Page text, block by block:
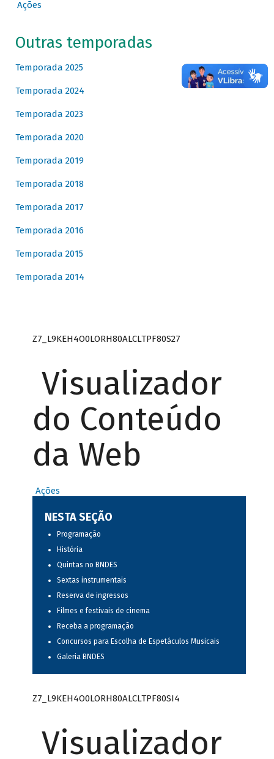
Ações
Outras temporadas
Temporada 2025
Temporada 2024
Temporada 2023
Temporada 2020
Temporada 2019
Temporada 2018
Temporada 2017
Temporada 2016
Temporada 2015
Temporada 2014
Z7_L9KEH4O0LORH80ALCLTPF80S27
Visualizador
do Conteúdo
da Web
Ações
NESTA SEÇÃO
Programação
História
Quintas no BNDES
Sextas instrumentais
Reserva de ingressos
Filmes e festivais de cinema
Receba a programação
Concursos para Escolha de Espetáculos Musicais
Galeria BNDES
Z7_L9KEH4O0LORH80ALCLTPF80SI4
Visualizador